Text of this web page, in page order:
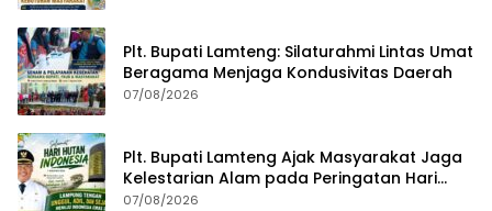
Plt. Bupati Lamteng: Silaturahmi Lintas Umat
Beragama Menjaga Kondusivitas Daerah
07/08/2026
Plt. Bupati Lamteng Ajak Masyarakat Jaga
Kelestarian Alam pada Peringatan Hari
Hutan Indonesia 2026
07/08/2026